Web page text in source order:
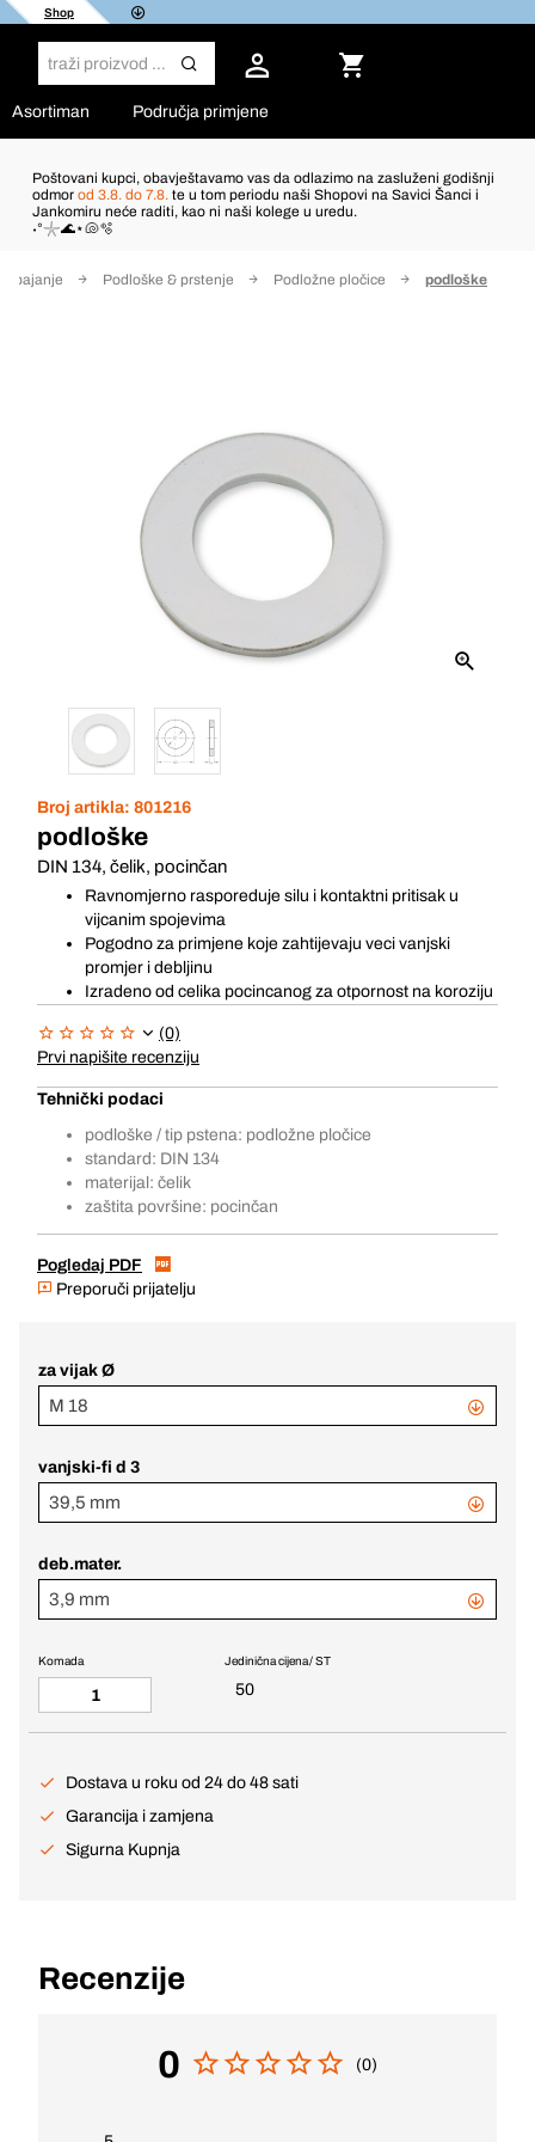
Shop
Asortiman Područja primjene
Poštovani kupci, obavještavamo vas da odlazimo na zasluženi godišnji
odmor od 3.8. do 7.8. te u tom periodu naši Shopovi na Savici Šanci i
Jankomiru neće raditi, kao ni naši kolege u uredu.
˖°𓇼🌊⋆🐚🫧
spajanje Podloške & prstenje Podložne pločice podloške
Broj artikla: 801216
podloške
DIN 134, čelik, pocinčan
Ravnomjerno rasporeduje silu i kontaktni pritisak u
vijcanim spojevima
Pogodno za primjene koje zahtijevaju veci vanjski
promjer i debljinu
Izradeno od celika pocincanog za otpornost na koroziju
(0)
Prvi napišite recenziju
Tehnički podaci
podloške / tip pstena: podložne pločice
standard: DIN 134
materijal: čelik
zaštita površine: pocinčan
Pogledaj PDF
Preporuči prijatelju
za vijak Ø
M 18
vanjski-fi d 3
39,5 mm
deb.mater.
3,9 mm
Jedinična cijena / ST
50
Komada
Dostava u roku od 24 do 48 sati
Garancija i zamjena
Sigurna Kupnja
Recenzije
0 (0)